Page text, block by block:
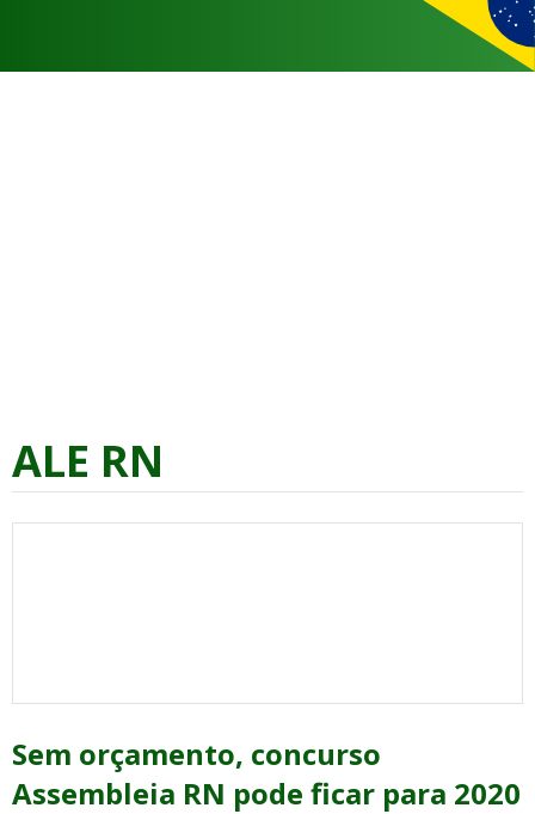
ALE RN
Sem orçamento, concurso
Assembleia RN pode ficar para 2020